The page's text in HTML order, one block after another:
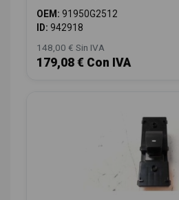
OEM: 91950G2512
ID: 942918
148,00 € Sin IVA
179,08 € Con IVA